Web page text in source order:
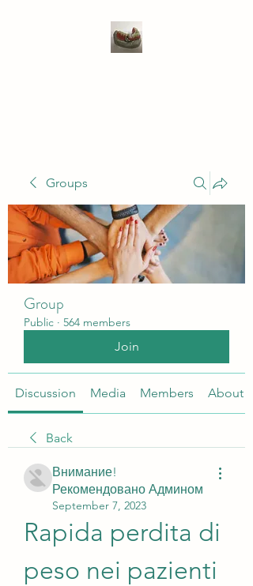
Groups
Group
Public · 564 members
Join
Discussion Media Members About
Back
Внимание!
Рекомендовано Админом
September 7, 2023
Rapida perdita di
peso nei pazienti